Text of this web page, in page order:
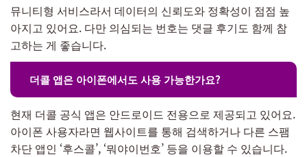
뮤니티형 서비스라서 데이터의 신뢰도와 정확성이 점점 높
아지고 있어요. 다만 의심되는 번호는 댓글 후기도 함께 참
고하는 게 좋습니다.
더콜 앱은 아이폰에서도 사용 가능한가요?
현재 더콜 공식 앱은 안드로이드 전용으로 제공되고 있어요.
아이폰 사용자라면 웹사이트를 통해 검색하거나 다른 스팸
차단 앱인 ‘후스콜’, ‘뭐야이번호’ 등을 이용할 수 있습니다.